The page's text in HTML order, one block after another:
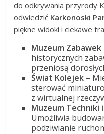
do odkrywania przyrody
odwiedzić Karkonoski
piękne widoki i ciekawe
Muzeum Zabawek
historycznych
przeniosą
Świat Kolejek –
sterować
z wirtualnej
Muzeum Techniki
Umożliwia
podziwianie